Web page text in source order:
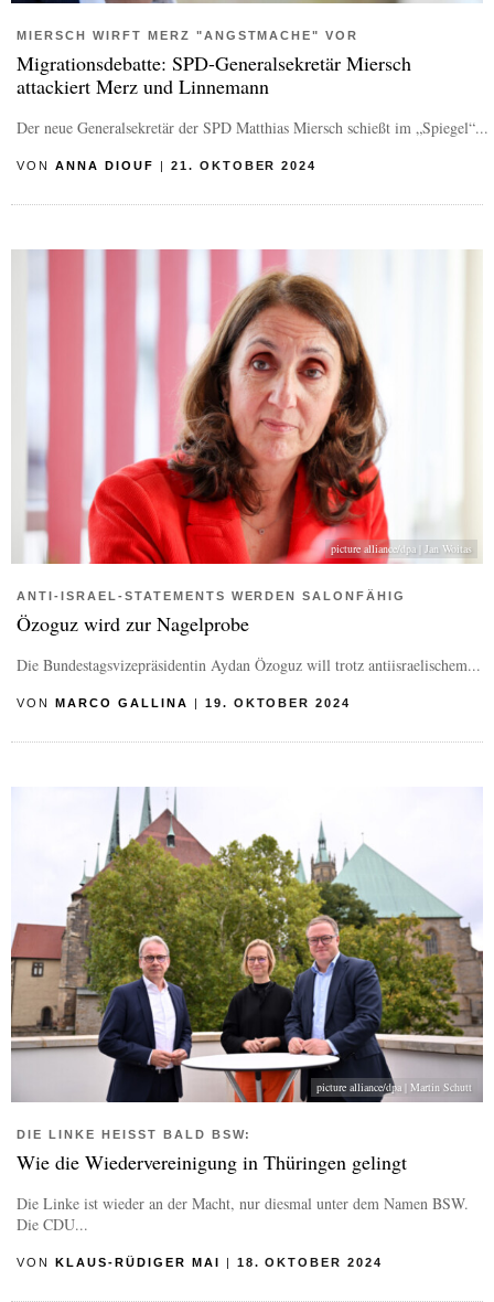
MIERSCH WIRFT MERZ "ANGSTMACHE" VOR
Migrationsdebatte: SPD-Generalsekretär Miersch
attackiert Merz und Linnemann
Der neue Generalsekretär der SPD Matthias Miersch schießt im „Spiegel“...
VON ANNA DIOUF | 21. OKTOBER 2024
picture alliance/dpa | Jan Woitas
ANTI-ISRAEL-STATEMENTS WERDEN SALONFÄHIG
Özoguz wird zur Nagelprobe
Die Bundestagsvizepräsidentin Aydan Özoguz will trotz antiisraelischem...
VON MARCO GALLINA 19. OKTOBER 2024
picture alliance/dpa | Martin Schutt
DIE LINKE HEISST BALD BSW:
Wie die Wiedervereinigung in Thüringen gelingt
Die Linke ist wieder an der Macht, nur diesmal unter dem Namen BSW.
Die CDU...
VON KLAUS-RÜDIGER MAI | 18. OKTOBER 2024